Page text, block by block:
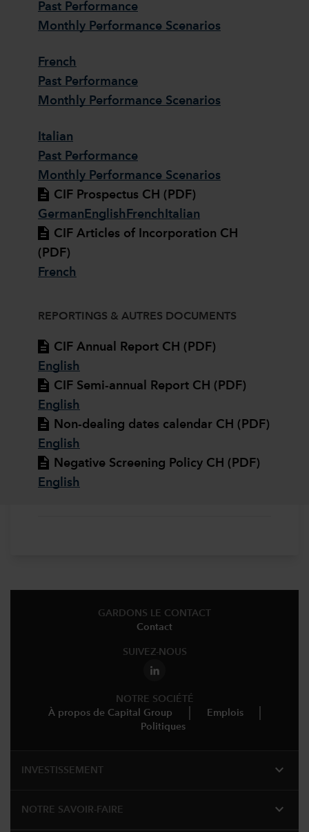
Past Performance
Monthly Performance Scenarios
French
Past Performance
Monthly Performance Scenarios
Italian
Past Performance
Monthly Performance Scenarios
CIF Prospectus CH (PDF)
German English French Italian
CIF Articles of Incorporation CH
(PDF)
French
REPORTINGS & AUTRES DOCUMENTS
CIF Annual Report CH (PDF)
English
CIF Semi-annual Report CH (PDF)
English
Non-dealing dates calendar CH (PDF)
English
Negative Screening Policy CH (PDF)
English
GARDONS LE CONTACT
Contact
SUIVEZ-NOUS
NOTRE SOCIÉTÉ
À propos de Capital Group
Emplois
Politiques
INVESTISSEMENT expand_more
NOTRE SAVOIR-FAIRE expand_more